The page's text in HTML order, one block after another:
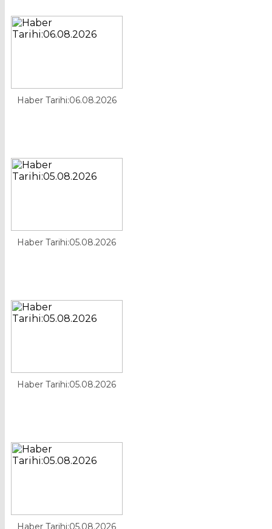
Haber Tarihi:06.08.2026
Haber Tarihi:05.08.2026
Haber Tarihi:05.08.2026
Haber Tarihi:05.08.2026